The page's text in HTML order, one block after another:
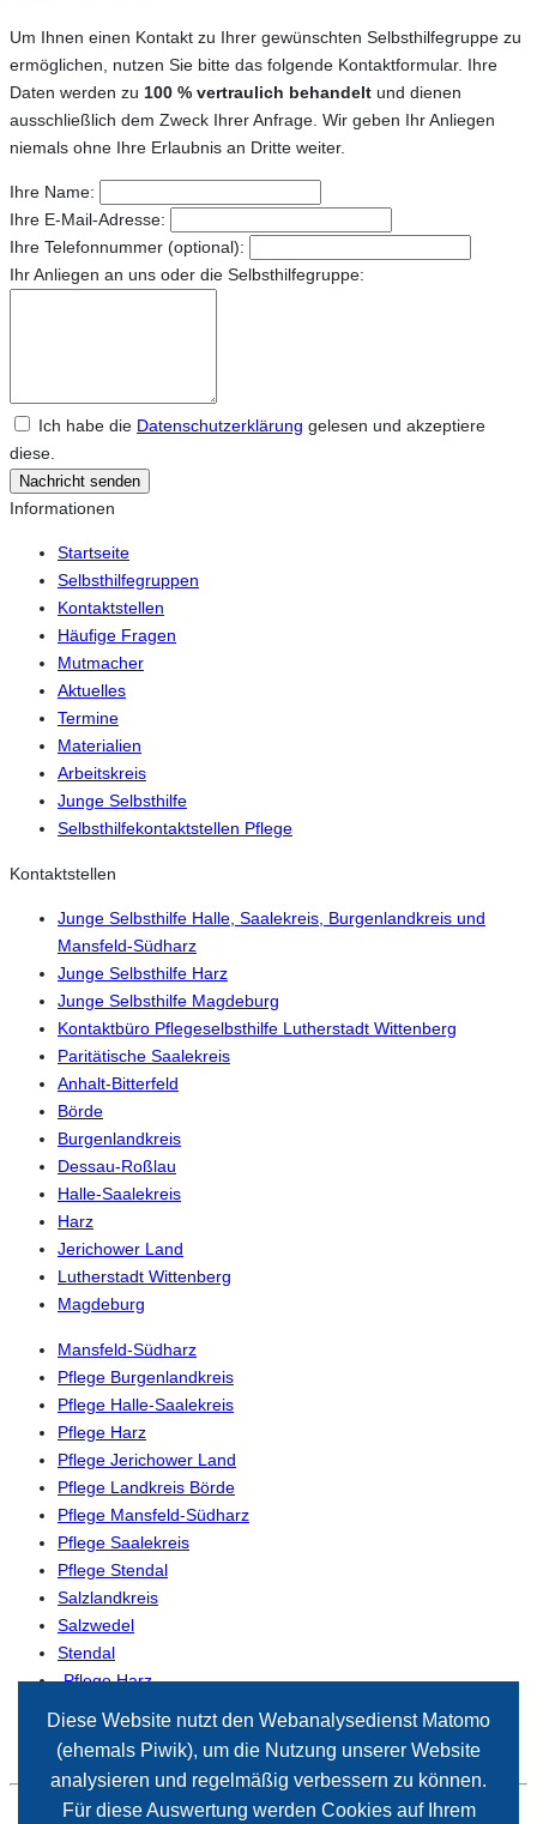
Um Ihnen einen Kontakt zu Ihrer gewünschten Selbsthilfegruppe zu
ermöglichen, nutzen Sie bitte das folgende Kontaktformular. Ihre
Daten werden zu 100 % vertraulich behandelt und dienen
ausschließlich dem Zweck Ihrer Anfrage. Wir geben Ihr Anliegen
niemals ohne Ihre Erlaubnis an Dritte weiter.
Ihre Name:
Ihre E-Mail-Adresse:
Ihre Telefonnummer (optional):
Ihr Anliegen an uns oder die Selbsthilfegruppe:
Ich habe die Datenschutzerklärung gelesen und akzeptiere
diese.
Nachricht senden
Informationen
Startseite
Selbsthilfegruppen
Kontaktstellen
Häufige Fragen
Mutmacher
Aktuelles
Termine
Materialien
Arbeitskreis
Junge Selbsthilfe
Selbsthilfekontaktstellen Pflege
Kontaktstellen
Junge Selbsthilfe Halle, Saalekreis, Burgenlandkreis und
Mansfeld-Südharz
Junge Selbsthilfe Harz
Junge Selbsthilfe Magdeburg
Kontaktbüro Pflegeselbsthilfe Lutherstadt Wittenberg
Paritätische Saalekreis
Anhalt-Bitterfeld
Börde
Burgenlandkreis
Dessau-Roßlau
Halle-Saalekreis
Harz
Jerichower Land
Lutherstadt Wittenberg
Magdeburg
Mansfeld-Südharz
Pflege Burgenlandkreis
Pflege Halle-Saalekreis
Pflege Harz
Pflege Jerichower Land
Pflege Landkreis Börde
Pflege Mansfeld-Südharz
Pflege Saalekreis
Pflege Stendal
Salzlandkreis
Salzwedel
Stendal
-Pflege Harz
Diese Website nutzt den Webanalysedienst Matomo
(ehemals Piwik), um die Nutzung unserer Website
analysieren und regelmäßig verbessern zu können.
Für diese Auswertung werden Cookies auf Ihrem